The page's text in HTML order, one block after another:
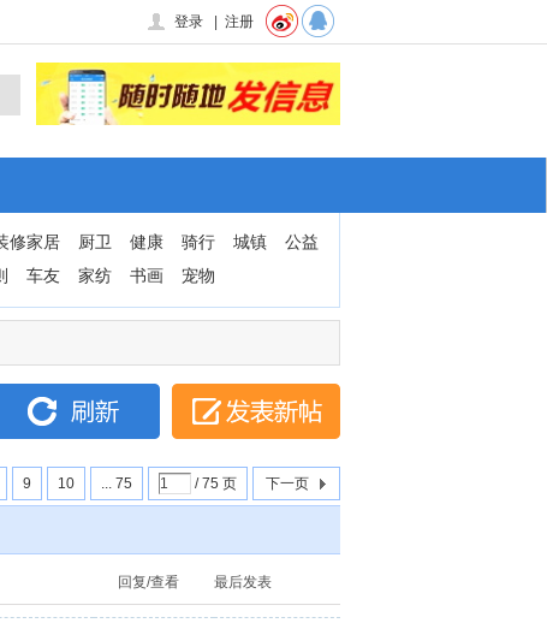
登录 注册
修家居 厨卫 健康 骑行 城镇
公益
车友 家纺 书画 宠物
9 10 ... 75 / 75 页 下一页
回复/查看 最后发表